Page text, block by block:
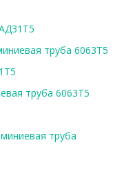
труба 6063Т5
труба 6063Т5
труба